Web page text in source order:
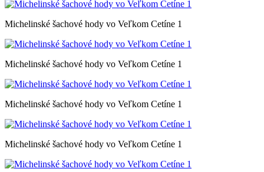
Michelinské šachové hody vo Veľkom Cetíne 1
Michelinské šachové hody vo Veľkom Cetíne 1
Michelinské šachové hody vo Veľkom Cetíne 1
Michelinské šachové hody vo Veľkom Cetíne 1